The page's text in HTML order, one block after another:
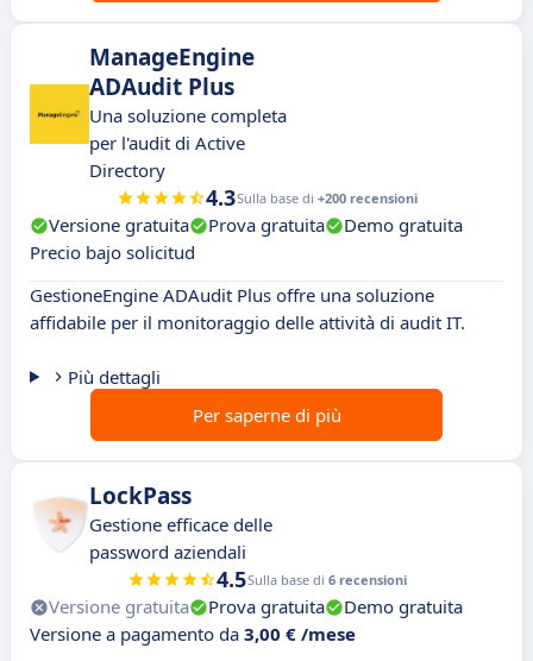
ManageEngine
ADAudit Plus
Una soluzione completa
per l'audit di Active
Directory
4.3Sulla base di +200 recensioni
Versione gratuita Prova gratuita
Demo gratuita
Precio bajo solicitud
GestioneEngine ADAudit Plus offre una soluzione
affidabile per il monitoraggio delle attività di audit IT.
Più dettagli
Per saperne di più
LockPass
Gestione efficace delle
password aziendali
4.5Sulla base di 6 recensioni
Versione gratuita Prova gratuita
Demo gratuita
Versione a pagamento da 3,00 € /mese